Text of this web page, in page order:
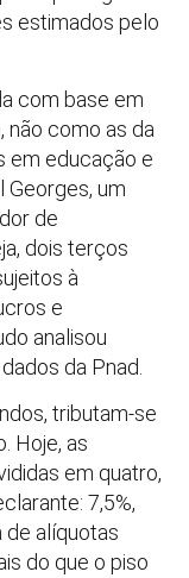
estimados pelo
com base em
não como as da
em educação e
Georges, um
de
dois terços
à
e
analisou
da Pnad.
tributam-se
Hoje, as
em quatro,
7,5%,
de alíquotas
do que o piso